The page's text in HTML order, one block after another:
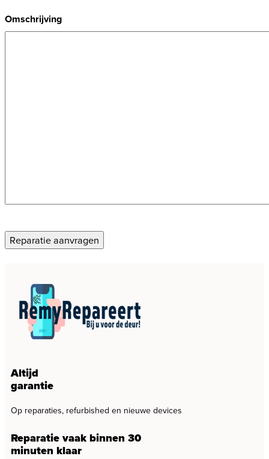
Omschrijving
Reparatie aanvragen
Altijd
garantie
Op reparaties, refurbished en nieuwe devices
Reparatie vaak binnen 30
minuten klaar